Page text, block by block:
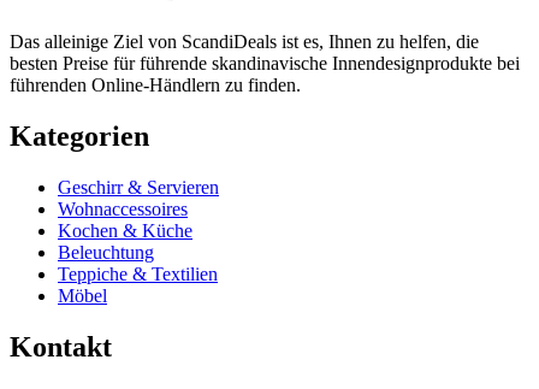
Das alleinige Ziel von ScandiDeals ist es, Ihnen zu helfen, die
besten Preise für führende skandinavische Innendesignprodukte bei
führenden Online-Händlern zu finden.
Kategorien
Geschirr & Servieren
Wohnaccessoires
Kochen & Küche
Beleuchtung
Teppiche & Textilien
Möbel
Kontakt